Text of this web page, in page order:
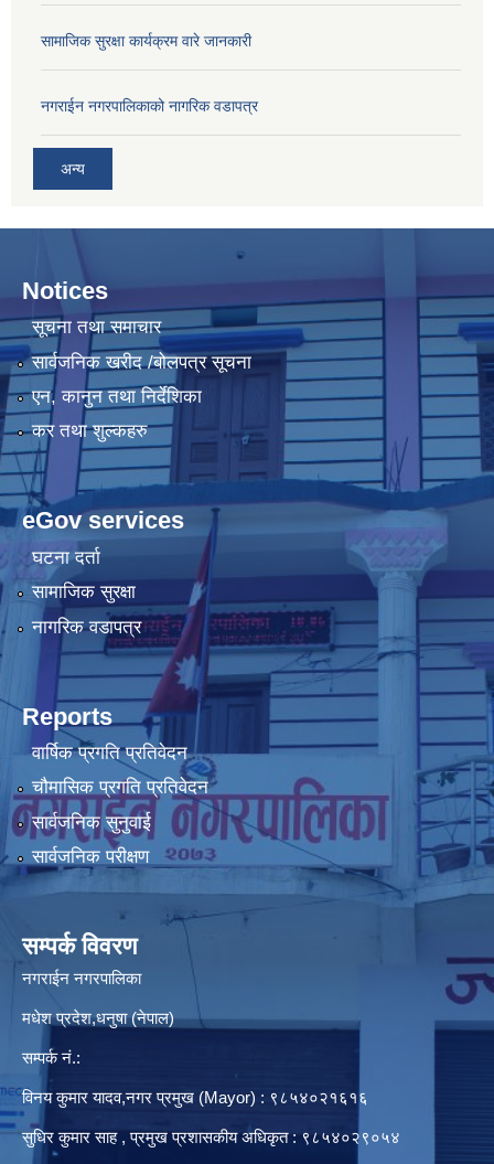
सामाजिक सुरक्षा कार्यक्रम वारे जानकारी
नगराईन नगरपालिकाको नागरिक वडापत्र
अन्य
Notices
सूचना तथा समाचार
सार्वजनिक खरीद /बोलपत्र सूचना
एन, कानुन तथा निर्देशिका
कर तथा शुल्कहरु
eGov services
घटना दर्ता
सामाजिक सुरक्षा
नागरिक वडापत्र
Reports
वार्षिक प्रगति प्रतिवेदन
चौमासिक प्रगति प्रतिवेदन
सार्वजनिक सुनुवाई
सार्वजनिक परीक्षण
सम्पर्क विवरण
नगराईन नगरपालिका
मधेश प्रदेश,धनुषा (नेपाल)
सम्पर्क नं.:
विनय कुमार यादव,नगर प्रमुख (Mayor) : ९८५४०२१६१६
सुधिर कुमार साह , प्रमुख प्रशासकीय अधिकृत : ९८५४०२९०५४